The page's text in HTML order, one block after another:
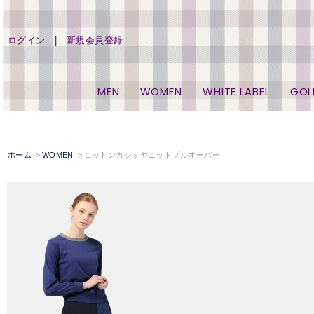
ログイン 新規会員登録
MEN WOMEN WHITE LABEL
ホーム WOMEN コットンカシミヤニットプルオーバー